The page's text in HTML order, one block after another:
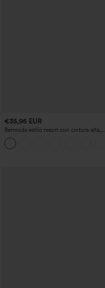
€35,95 EUR
Bermuda estilo resort con cintura alta,
dobladillo remangado y efecto lino, 10'',
con bolsillos